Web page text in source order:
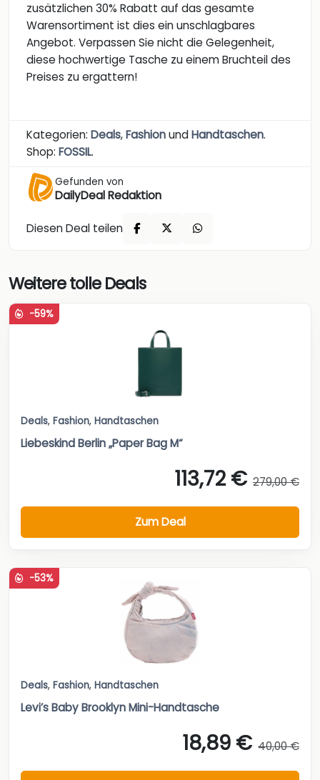
zusätzlichen 30% Rabatt auf das gesamte
Warensortiment ist dies ein unschlagbares
Angebot. Verpassen Sie nicht die Gelegenheit,
diese hochwertige Tasche zu einem Bruchteil des
Preises zu ergattern!
Kategorien: Deals,FashionundHandtaschen.
Shop: FOSSIL.
Gefunden von
DailyDeal Redaktion
Diesen Deal teilen
Weitere tolle Deals
-59%
Deals, Fashion, Handtaschen
Liebeskind Berlin „Paper Bag M“
113,72 € 279,00 €
Zum Deal
-53%
Deals, Fashion, Handtaschen
Levi’s Baby Brooklyn Mini-Handtasche
18,89 € 40,00 €